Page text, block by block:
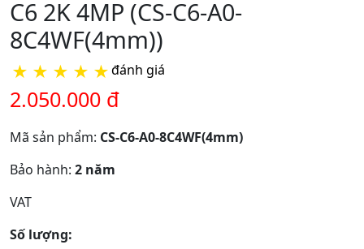
C6 2K 4MP (CS-C6-A0-
8C4WF(4mm))
★ ★ ★ ★ ★đánh giá
2.050.000 đ
Mã sản phẩm: CS-C6-A0-8C4WF(4mm)
Bảo hành: 2 năm
VAT
Số lượng: